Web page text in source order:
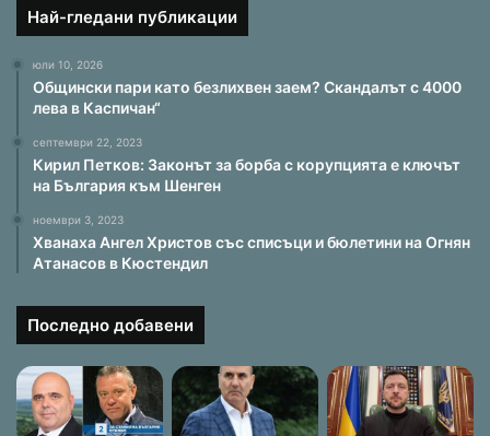
Най-гледани публикации
юли 10, 2026
Общински пари като безлихвен заем? Скандалът с 4000
лева в Каспичан“
септември 22, 2023
Кирил Петков: Законът за борба с корупцията е ключът
на България към Шенген
ноември 3, 2023
Хванаха Ангел Христов със списъци и бюлетини на Огнян
Атанасов в Кюстендил
Последно добавени